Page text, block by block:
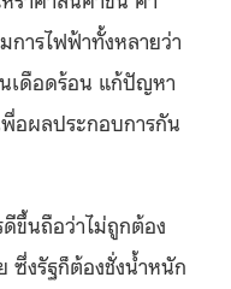
การไฟฟ้าทั้งหลายว่า
เดือดร้อน แก้ปัญหา
อผลประกอบการกัน
ขึ้นถือว่าไม่ถูกต้อง
ซึ่งรัฐก็ต้องชั่งน้ำหนัก